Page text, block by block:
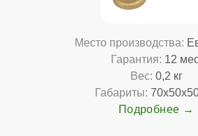
Место производства:
Гарантия: 12
Вес: 0,2 кг
Габариты:
Подробнее